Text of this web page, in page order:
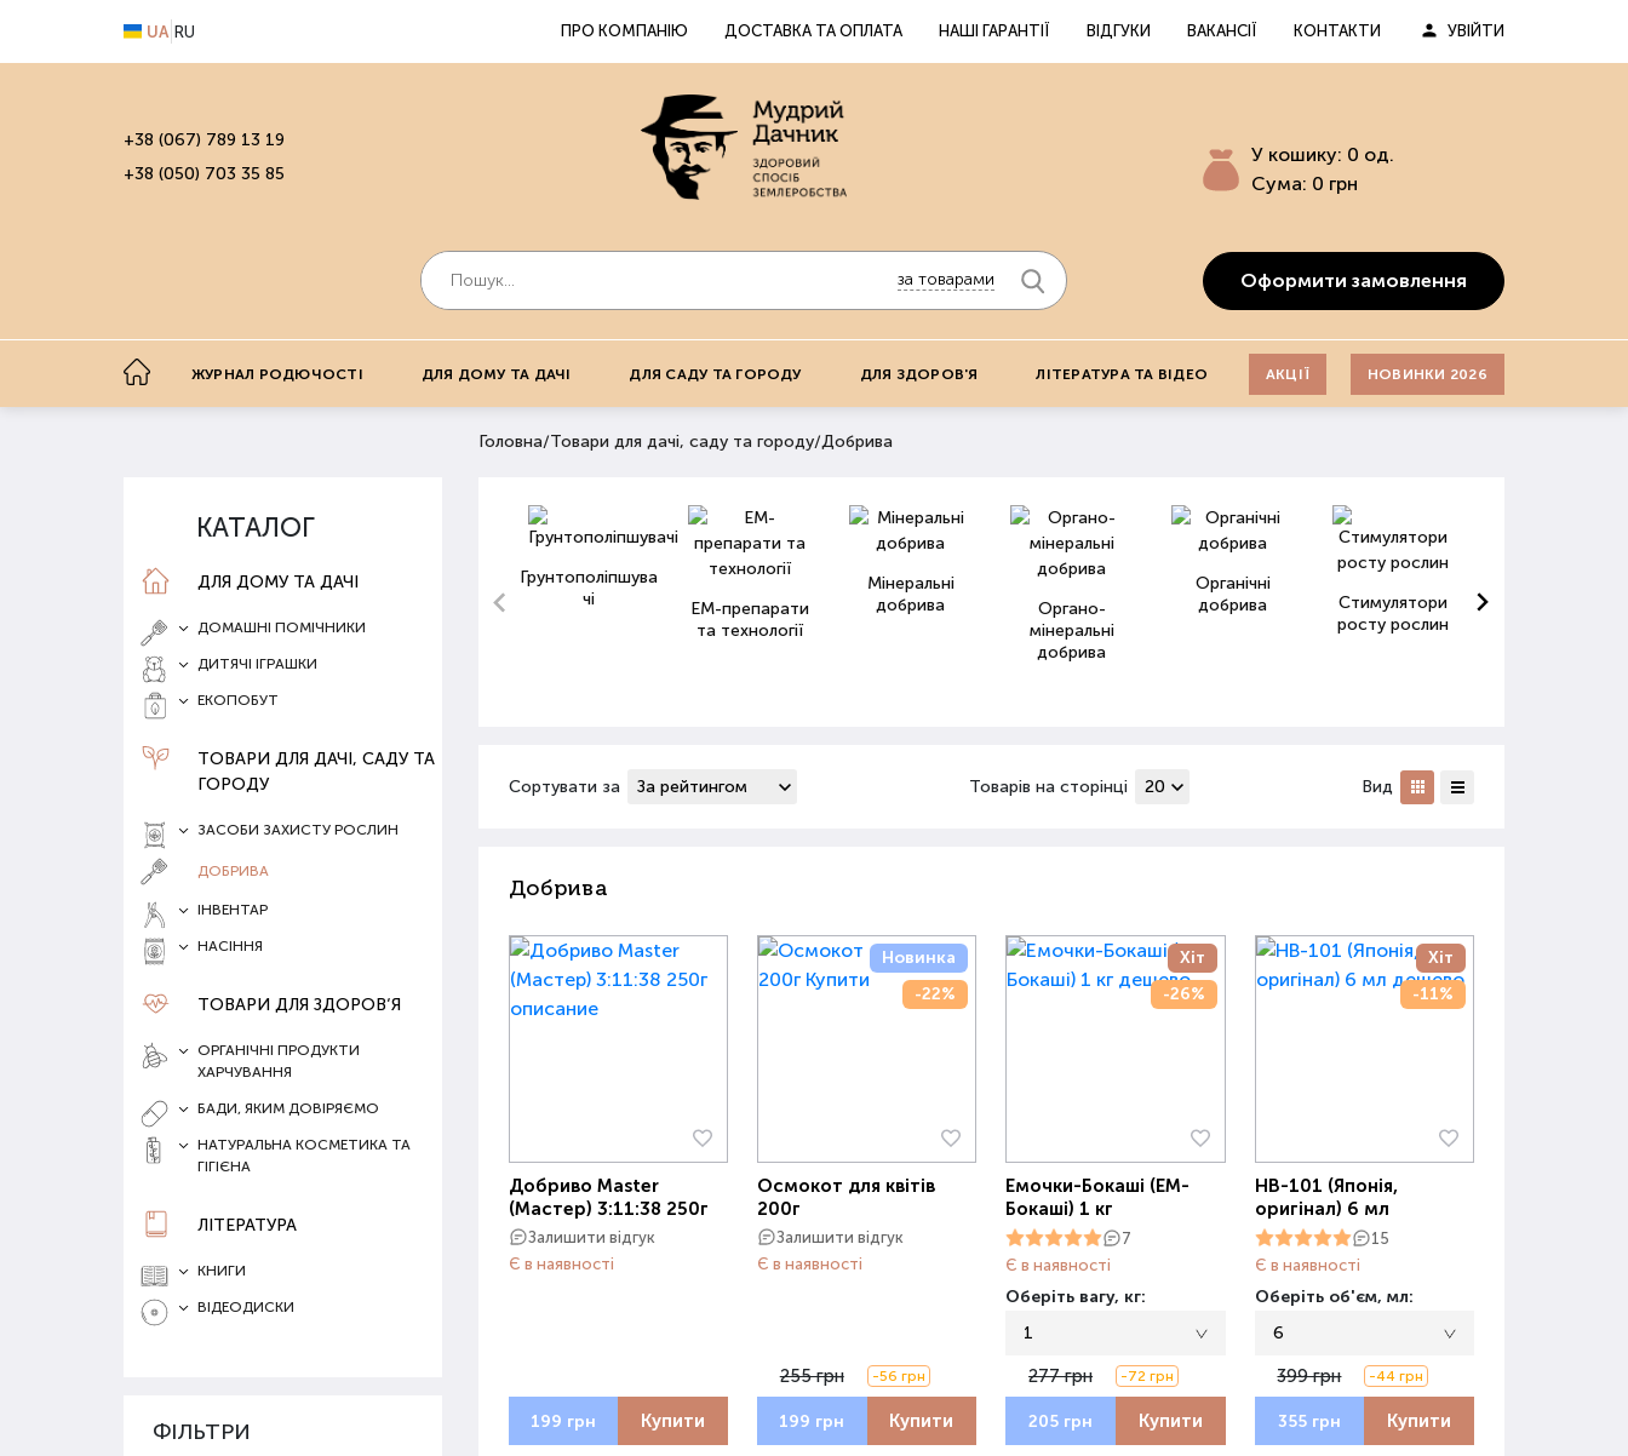
UA RU ПРО КОМПАНІЮ ДОСТАВКА ТА ОПЛАТА НАШІ ГАРАНТІЇ ВІДГУКИ ВАКАНСІЇ КОНТАКТИ УВІЙТИ
+38 (067) 789 13 19
+38 (050) 703 35 85
за товарами
У кошику: 0 од.
Сума: 0 грн
Оформити замовлення
ЖУРНАЛ РОДЮЧОСТІ ДЛЯ ДОМУ ТА ДАЧІ ДЛЯ САДУ ТА ГОРОДУ ДЛЯ ЗДОРОВ'Я ЛІТЕРАТУРА ТА ВІДЕО АКЦІЇ НОВИНКИ 2026
КАТАЛОГ
ДЛЯ ДОМУ ТА ДАЧІ
ДОМАШНІ ПОМІЧНИКИ
ДИТЯЧІ ІГРАШКИ
ЕКОПОБУТ
ТОВАРИ ДЛЯ ДАЧІ, САДУ ТА
ГОРОДУ
ЗАСОБИ ЗАХИСТУ РОСЛИН
ДОБРИВА
ІНВЕНТАР
НАСІННЯ
ТОВАРИ ДЛЯ ЗДОРОВ‘Я
ОРГАНІЧНІ ПРОДУКТИ
ХАРЧУВАННЯ
БАДИ, ЯКИМ ДОВІРЯЄМО
НАТУРАЛЬНА КОСМЕТИКА ТА
ГІГІЄНА
ЛІТЕРАТУРА
КНИГИ
ВІДЕОДИСКИ
ФІЛЬТРИ
Головна/Товари для дачі, саду та городу/Добрива
Грунтополіпшува
чі
ЕМ-препарати
та технології
Мінеральні
добрива
Органо-
мінеральні
добрива
Органічні
добрива
Стимулятори
росту рослин
Сортувати за Товарів на сторінці Вид
Добрива
Добриво Master
(Мастер) 3:11:38 250г
Залишити відгук
Є в наявності
199 грн Купити
Новинка
-22%
Осмокот для квітів
200г
Залишити відгук
Є в наявності
255 грн -56 грн
199 грн Купити
Хіт
-26%
Емочки-Бокаші (ЕМ-
Бокаші) 1 кг
7
Є в наявності
Оберіть вагу, кг:
1
277 грн -72 грн
205 грн Купити
Хіт
-11%
НВ-101 (Японія,
оригінал) 6 мл
15
Є в наявності
Оберіть об'єм, мл:
6
399 грн -44 грн
355 грн Купити